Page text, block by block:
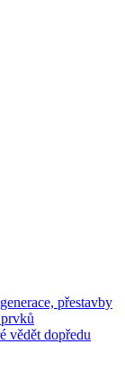
přestavby
vědět dopředu